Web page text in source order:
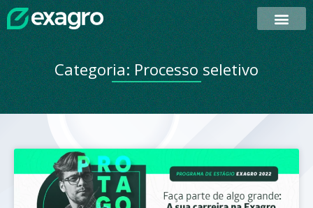
Categoria: Processo seletivo